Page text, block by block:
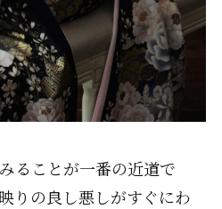
ることが一番の近道で
りの良し悪しがすぐにわ